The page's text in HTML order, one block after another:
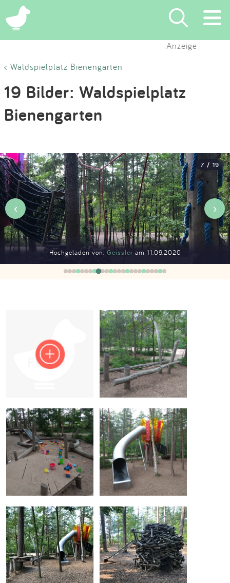
×
Suchen
Eintragen
Blog
Partner
Kontakt
Impressum
Anmelden
Anzeige
< Waldspielplatz Bienengarten
19 Bilder: Waldspielplatz
Bienengarten
Hochgeladen von: Geissler am 11.09.2020
7 / 19
‹ ›